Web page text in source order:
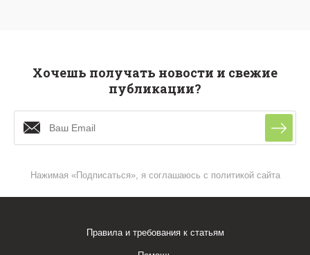
Хочешь получать новости и свежие
публикации?
Нажимая «Подписаться», я соглашаюсь с политикой сайта
Правила и требования к статьям